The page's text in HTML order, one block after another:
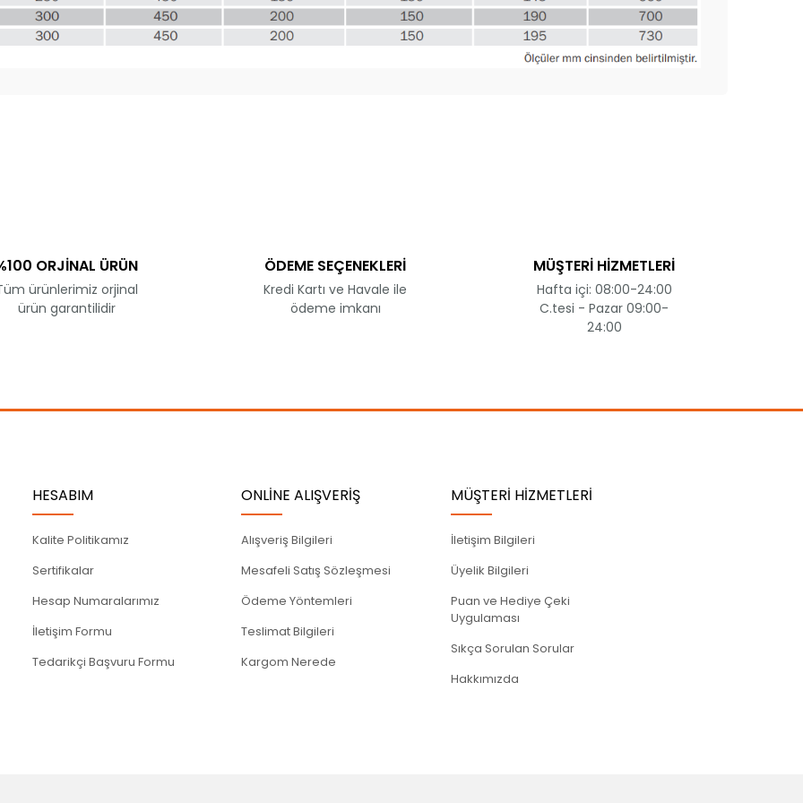
Gönder
ORJİNAL ÜRÜN
ürünlerimiz orjinal
ürün garantilidir
ÖDEME SEÇENEKLERİ
Kredi Kartı ve Havale ile
ödeme imkanı
MÜŞTERİ HİZMETLERİ
Hafta içi: 08:00-24:00
C.tesi - Pazar 09:00-
24:00
HESABIM
Kalite Politikamız
Sertifikalar
Hesap Numaralarımız
İletişim Formu
Tedarikçi Başvuru Formu
ONLİNE ALIŞVERİŞ
Alışveriş Bilgileri
Mesafeli Satış Sözleşmesi
Ödeme Yöntemleri
Teslimat Bilgileri
Kargom Nerede
MÜŞTERİ HİZMETLERİ
İletişim Bilgileri
Üyelik Bilgileri
Puan ve Hediye Çeki
Uygulaması
Sıkça Sorulan Sorular
Hakkımızda